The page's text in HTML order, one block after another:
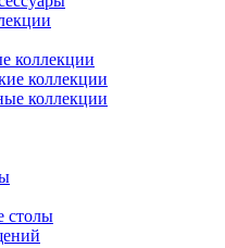
коллекции
коллекции
коллекции
столы